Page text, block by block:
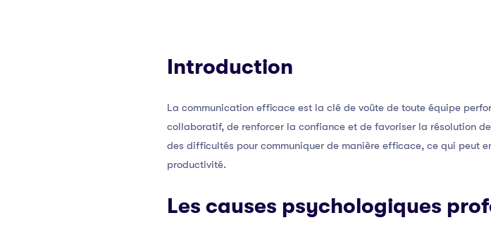
Introduction
La communication efficace est la clé de voûte de toute équipe
collaboratif, de renforcer la confiance et de favoriser la résolution
des difficultés pour communiquer de manière efficace, ce qui peut
productivité.
Les causes psychologiques